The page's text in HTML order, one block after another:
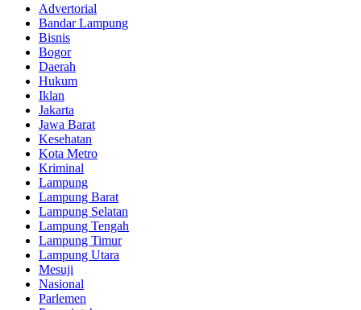
Advertorial
Bandar Lampung
Bisnis
Bogor
Daerah
Hukum
Iklan
Jakarta
Jawa Barat
Kesehatan
Kota Metro
Kriminal
Lampung
Lampung Barat
Lampung Selatan
Lampung Tengah
Lampung Timur
Lampung Utara
Mesuji
Nasional
Parlemen